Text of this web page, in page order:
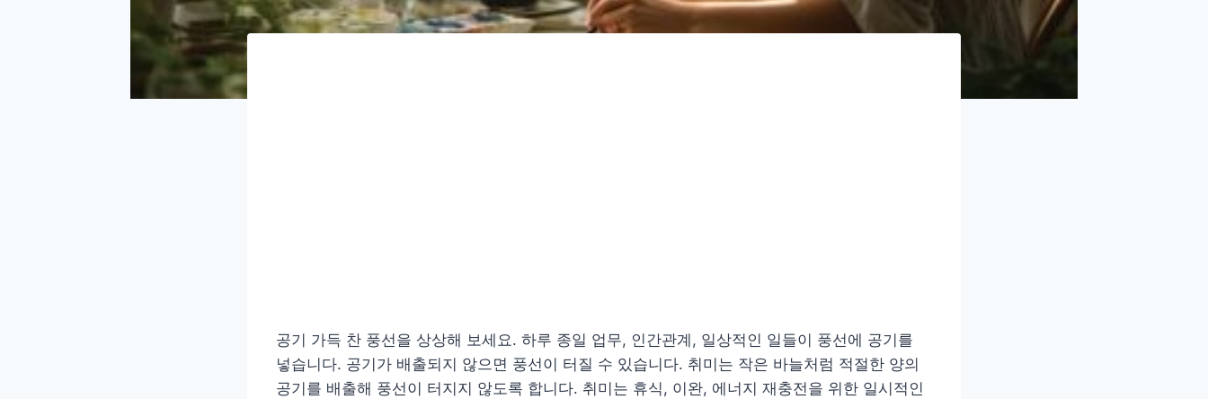
공기 가득 찬 풍선을 상상해 보세요. 하루 종일 업무, 인간관계, 일상적인 일들이 풍선에 공기를
넣습니다. 공기가 배출되지 않으면 풍선이 터질 수 있습니다. 취미는 작은 바늘처럼 적절한 양의
공기를 배출해 풍선이 터지지 않도록 합니다. 취미는 휴식, 이완, 에너지 재충전을 위한 일시적인